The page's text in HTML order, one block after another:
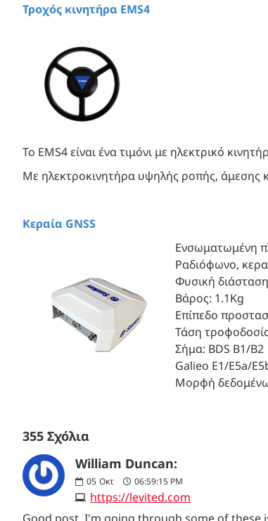
Τροχός κινητήρα EMS4
Το EMS4 είναι ένα τιμόνι με ηλεκτρικό
Με ηλεκτροκινητήρα υψηλής ροπής, άμεσης
Κεραία GNSS
Ενσωματωμένη
Ραδιόφωνο,
Φυσική
Βάρος: 1.1Kg
Επίπεδο
Τάση
Σήμα: BDS B1/B2
Galieo E1/E5a/
Μορφή
355 Σχόλια
William Duncan:
05 Οκτ 06:59:15 PM
https://levited.com
Good post. I'm going through some of these